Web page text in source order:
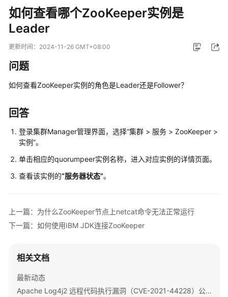
新
动
态
服
务
公
告
产
品
介
绍
计
费
快
门
用
户
如何查看哪个ZooKeeper实例是
Leader
更新时间： 2024-11-26 GMT+08:00
问题
如何查看ZooKeeper实例的角色是Leader还是Follower？
回答
登录集群Manager管理界面，选择“集群 > 服务 > ZooKeeper >
实例”。
单击相应的quorumpeer实例名称，进入对应实例的详情页面。
查看该实例的“服务器状态”。
上一篇：为什么ZooKeeper节点上netcat命令无法正常运行
下一篇：如何使用IBM JDK连接ZooKeeper
相关文档
最新动态
Apache Log4j2 远程代码执行漏洞（CVE-2021-44228）公告